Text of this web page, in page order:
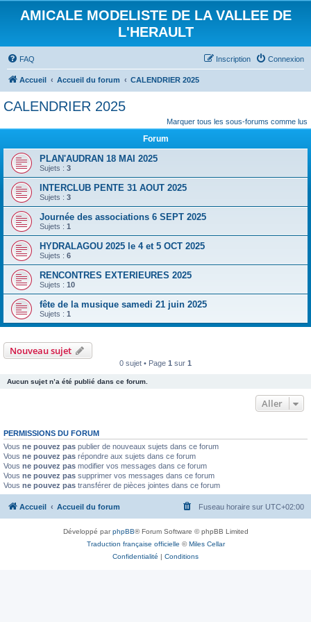
AMICALE MODELISTE DE LA VALLEE DE
L'HERAULT
FAQ Connexion
Inscription
Accueil Accueil du forum CALENDRIER 2025
CALENDRIER 2025
Marquer tous les sous-forums comme lus
Forum
PLAN'AUDRAN 18 MAI 2025
Sujets : 3
INTERCLUB PENTE 31 AOUT 2025
Sujets : 3
Journée des associations 6 SEPT 2025
Sujets : 1
HYDRALAGOU 2025 le 4 et 5 OCT 2025
Sujets : 6
RENCONTRES EXTERIEURES 2025
Sujets : 10
fête de la musique samedi 21 juin 2025
Sujets : 1
Nouveau sujet
0 sujet • Page 1 sur 1
Aucun sujet n’a été publié dans ce forum.
Aller
PERMISSIONS DU FORUM
Vous ne pouvez pas publier de nouveaux sujets dans ce forum
Vous ne pouvez pas répondre aux sujets dans ce forum
Vous ne pouvez pas modifier vos messages dans ce forum
Vous ne pouvez pas supprimer vos messages dans ce forum
Vous ne pouvez pas transférer de pièces jointes dans ce forum
Accueil Accueil du forum Fuseau horaire sur UTC+02:00
Développé parphpBB® Forum Software © phpBB Limited
Traduction française officielle ©Miles Cellar
Confidentialité | Conditions